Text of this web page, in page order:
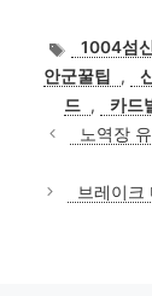
태
그
1004섬
안군꿀팁
,
드 , 카드
노역장
브레이크